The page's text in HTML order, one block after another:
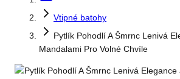
Vtipné batohy
Pytlík Pohodlí A Šmrnc Lenivá
Mandalami Pro Volné Chvíle